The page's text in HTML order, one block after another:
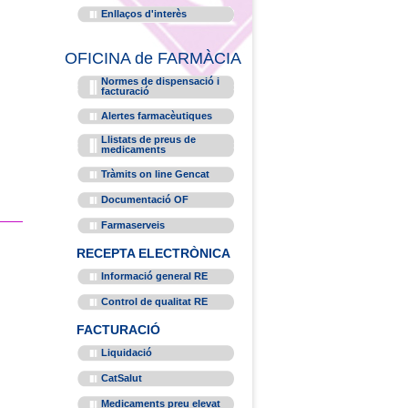
Enllaços d'interès
OFICINA de FARMÀCIA
Normes de dispensació i
facturació
Alertes farmacèutiques
Llistats de preus de
medicaments
Tràmits on line Gencat
Documentació OF
Farmaserveis
RECEPTA ELECTRÒNICA
Informació general RE
Control de qualitat RE
FACTURACIÓ
Liquidació
CatSalut
Medicaments preu elevat